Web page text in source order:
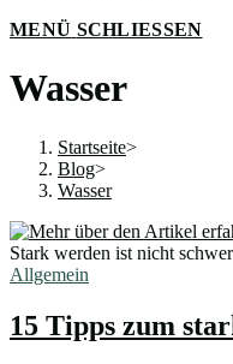
MENÜ SCHLIESSEN
Wasser
Startseite>
Blog>
Wasser
Stark werden ist nicht
Allgemein
15 Tipps zum